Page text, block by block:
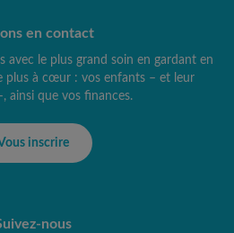
en contact
avec le plus grand soin en gardant en
plus à cœur : vos enfants – et leur
ainsi que vos finances.
inscrire
nous